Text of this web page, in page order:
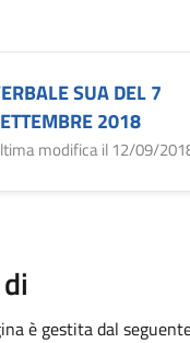
SUA DEL 7
2018
modifica il 12/09/
è gestita dal